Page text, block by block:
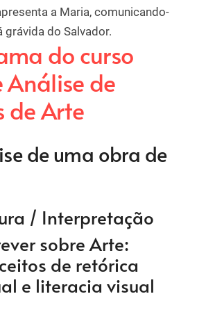
a Maria, comunicando-
grávida do Salvador.
do curso
Análise de
de Arte
de uma obra de
/ Interpretação
sobre Arte:
de retórica
e literacia visual